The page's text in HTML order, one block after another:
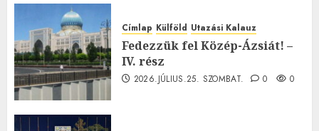
Címlap Külföld Utazási Kalauz
Fedezzük fel Közép-Ázsiát! –
IV. rész
2026.JÚLIUS.25. SZOMBAT. 0 0